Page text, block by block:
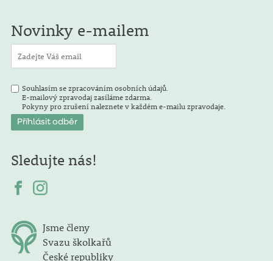
Novinky e-mailem
Souhlasím se zpracováním osobních údajů.
E-mailový zpravodaj zasíláme zdarma.
Pokyny pro zrušení naleznete v každém e-mailu zpravodaje.
Sledujte nás!
Jsme členy
Svazu školkařů
České republiky